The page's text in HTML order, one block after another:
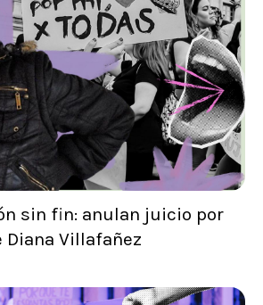
sin fin: anulan juicio por
Villafañez